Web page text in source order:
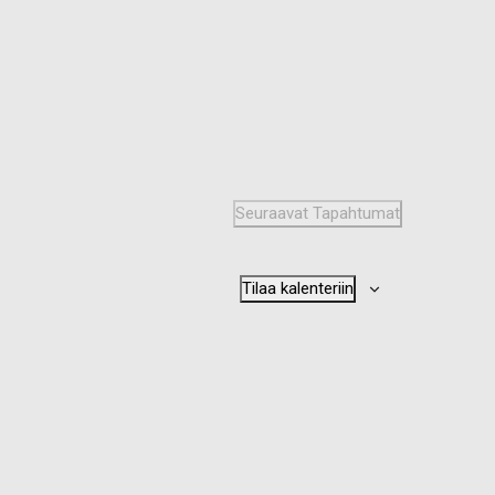
Seuraavat Tapahtumat
Tilaa kalenteriin